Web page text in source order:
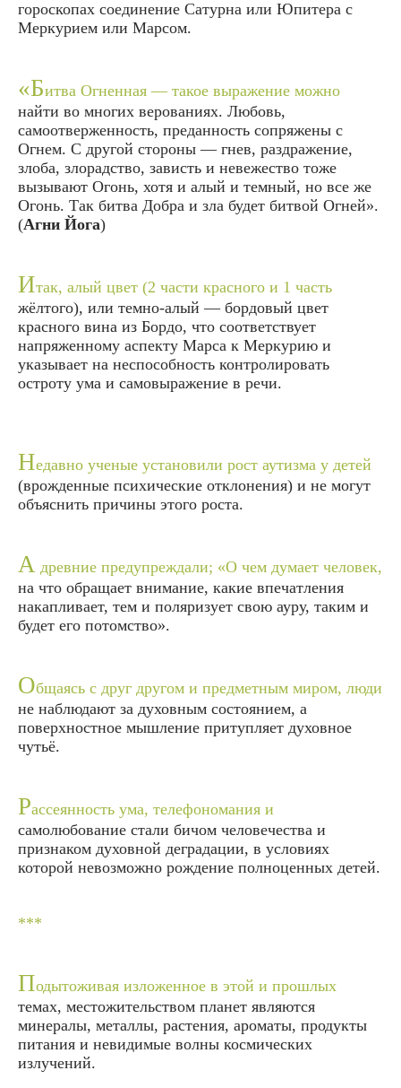
гороскопах соединение Сатурна или Юпитера с
Меркурием или Марсом.
«Битва Огненная — такое выражение можно
найти во многих верованиях. Любовь,
самоотверженность, преданность сопряжены с
Огнем. С другой стороны — гнев, раздражение,
злоба, злорадство, зависть и невежество тоже
вызывают Огонь, хотя и алый и темный, но все же
Огонь. Так битва Добра и зла будет битвой Огней».
(Агни Йога)
Итак, алый цвет (2 части красного и 1 часть
жёлтого), или темно-алый — бордовый цвет
красного вина из Бордо, что соответствует
напряженному аспекту Марса к Меркурию и
указывает на неспособность контролировать
остроту ума и самовыражение в речи.
Недавно ученые установили рост аутизма у детей
(врожденные психические отклонения) и не могут
объяснить причины этого роста.
А древние предупреждали; «О чем думает человек,
на что обращает внимание, какие впечатления
накапливает, тем и поляризует свою ауру, таким и
будет его потомство».
Общаясь с друг другом и предметным миром, люди
не наблюдают за духовным состоянием, а
поверхностное мышление притупляет духовное
чутьё.
Рассеянность ума, телефономания и
самолюбование стали бичом человечества и
признаком духовной деградации, в условиях
которой невозможно рождение полноценных детей.
***
Подытоживая изложенное в этой и прошлых
темах, местожительством планет являются
минералы, металлы, растения, ароматы, продукты
питания и невидимые волны космических
излучений.